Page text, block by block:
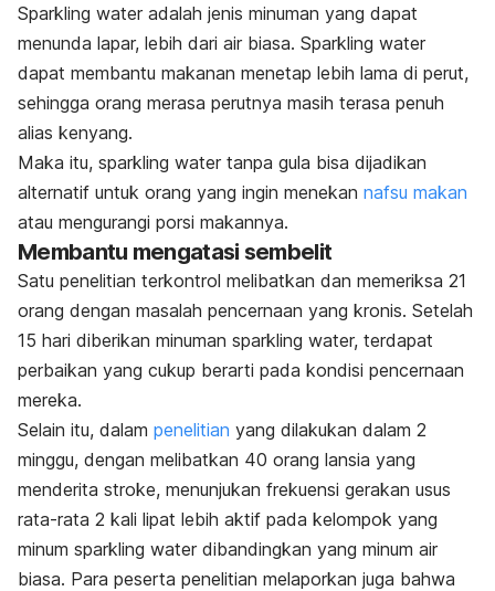
Sparkling water adalah jenis minuman yang dapat
menunda lapar, lebih dari air biasa. Sparkling water
dapat membantu makanan menetap lebih lama di perut,
sehingga orang merasa perutnya masih terasa penuh
alias kenyang.
Maka itu, sparkling water tanpa gula bisa dijadikan
alternatif untuk orang yang ingin menekan nafsu makan
atau mengurangi porsi makannya.
Membantu mengatasi sembelit
Satu penelitian terkontrol melibatkan dan memeriksa 21
orang dengan masalah pencernaan yang kronis. Setelah
15 hari diberikan minuman sparkling water, terdapat
perbaikan yang cukup berarti pada kondisi pencernaan
mereka.
Selain itu, dalam penelitian yang dilakukan dalam 2
minggu, dengan melibatkan 40 orang lansia yang
menderita stroke, menunjukan frekuensi gerakan usus
rata-rata 2 kali lipat lebih aktif pada kelompok yang
minum sparkling water dibandingkan yang minum air
biasa. Para peserta penelitian melaporkan juga bahwa